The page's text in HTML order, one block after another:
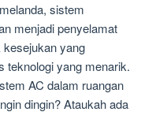
sistem
menjadi penyelamat
kesejukan yang
teknologi yang menarik.
AC dalam ruangan
dingin? Ataukah ada